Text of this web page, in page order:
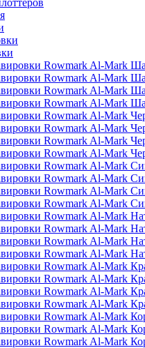
Rowmark Al-Mark
Rowmark Al-Mark
Rowmark Al-Mark
Rowmark Al-Mark
Rowmark Al-Mark
Rowmark Al-Mark
Rowmark Al-Mark
Rowmark Al-Mark
Rowmark Al-Mark
Rowmark Al-Mark
Rowmark Al-Mark
Rowmark Al-Mark
Rowmark Al-Mark
Rowmark Al-Mark
Rowmark Al-Mark
Rowmark Al-Mark
Rowmark Al-Mark
Rowmark Al-Mark
Rowmark Al-Mark
Rowmark Al-Mark
Rowmark Al-Mark
Rowmark Al-Mark
Rowmark Al-Mark